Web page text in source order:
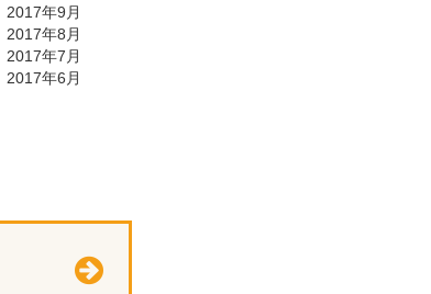
2017年9月
2017年8月
2017年7月
2017年6月